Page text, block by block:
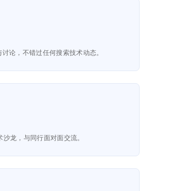
论，不错过任何搜索技术动态。
龙，与同行面对面交流。